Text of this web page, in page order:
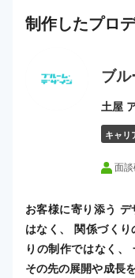
制作したプロ
ブ
土屋
キャリ
面
お客様に寄り添う
はなく、 関係づく
りの制作ではなく、
その先の展開や成長